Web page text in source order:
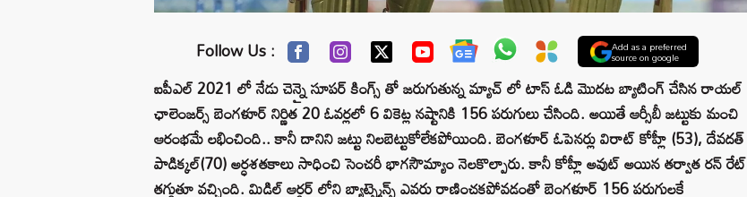
Follow Us : Add as a preferred
source on google
ఐపీఎల్ 2021 లో నేడు చెన్నై సూపర్ కింగ్స్ తో జరుగుతున్న మ్యాచ్ లో టాస్ ఓడి మొదట బ్యాటింగ్ చేసిన రాయల్
ఛాలెంజర్స్ బెంగళూర్ నిర్ణిత 20 ఓవర్లలో 6 వికెట్ల నష్టానికి 156 పరుగులు చేసింది. అయితే ఆర్సీబీ జట్టుకు మంచి
ఆరంభమే లభించింది.. కానీ దానిని జట్టు నిలబెట్టుకోలేకపోయింది. బెంగళూర్ ఓపెనర్లు విరాట్ కోహ్లీ (53), దేవదత్
పాడిక్కల్(70) అర్ధశతకాలు సాధించి సెంచరీ భాగసౌమ్యాం నెలకొల్పారు. కానీ కోహ్లీ అవుట్ అయిన తర్వాత రన్ రేట్
తగ్గుతూ వచ్చింది. మిడిల్ ఆర్డర్ లోని బ్యాట్స్మెన్స్ ఎవరు రాణించకపోవడంతో బెంగళూర్ 156 పరుగులకే